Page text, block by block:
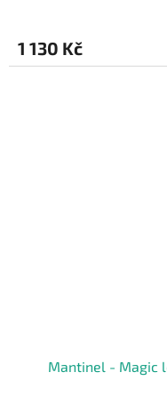
1 130 Kč
Mantinel - Magic